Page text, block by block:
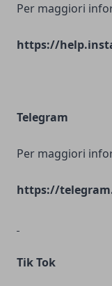
Per maggiori
https://
Telegram
Per maggiori
https://
Tik Tok